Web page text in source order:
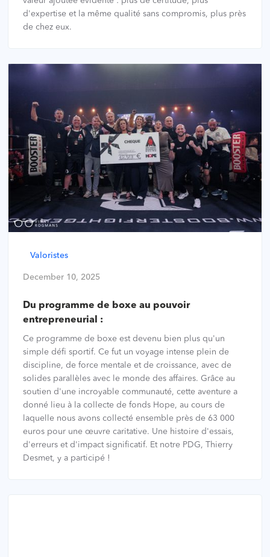
d'expertise et la même qualité sans compromis, plus près
de chez eux.
Valoristes
December 10, 2025
Du programme de boxe au pouvoir
entrepreneurial :
Ce programme de boxe est devenu bien plus qu'un
simple défi sportif. Ce fut un voyage intense plein de
discipline, de force mentale et de croissance, avec de
solides parallèles avec le monde des affaires. Grâce au
soutien d'une incroyable communauté, cette aventure a
donné lieu à la collecte de fonds Hope, au cours de
laquelle nous avons collecté ensemble près de 63 000
euros pour une œuvre caritative. Une histoire d'essais,
d'erreurs et d'impact significatif. Et notre PDG, Thierry
Desmet, y a participé !